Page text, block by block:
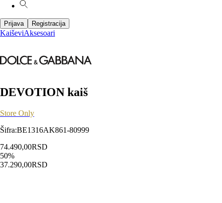
Prijava Registracija
KaiševiAksesoari
DEVOTION kaiš
Store Only
Šifra:BE1316AK861-80999
74.490,00RSD
50%
37.290,00RSD